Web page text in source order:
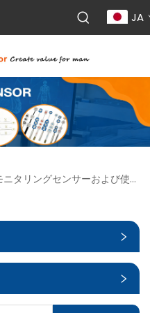
JA
ングセンサーおよび使い捨てEEGセンサー